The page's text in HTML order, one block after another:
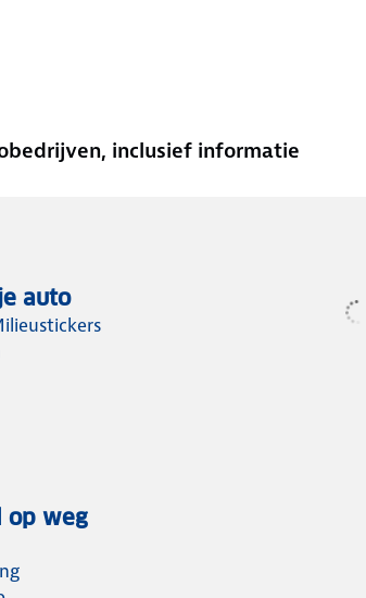
inclusief informatie
auto
op weg